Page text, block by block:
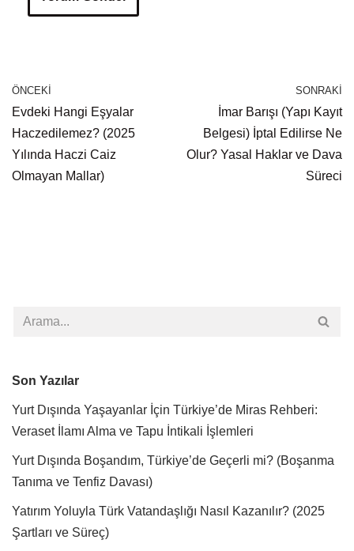
ÖNCEKI
Evdeki Hangi Eşyalar
Haczedilemez? (2025
Yılında Haczi Caiz
Olmayan Mallar)
SONRAKI
İmar Barışı (Yapı Kayıt
Belgesi) İptal Edilirse Ne
Olur? Yasal Haklar ve Dava
Süreci
Son Yazılar
Yurt Dışında Yaşayanlar İçin Türkiye’de Miras Rehberi:
Veraset İlamı Alma ve Tapu İntikali İşlemleri
Yurt Dışında Boşandım, Türkiye’de Geçerli mi? (Boşanma
Tanıma ve Tenfiz Davası)
Yatırım Yoluyla Türk Vatandaşlığı Nasıl Kazanılır? (2025
Şartları ve Süreç)